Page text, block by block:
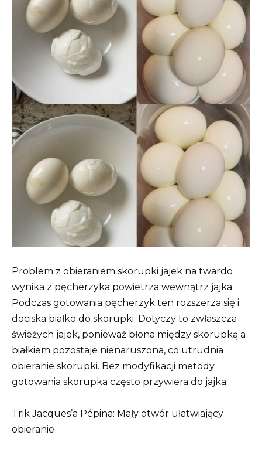
Problem z obieraniem skorupki jajek na twardo
wynika z pęcherzyka powietrza wewnątrz jajka.
Podczas gotowania pęcherzyk ten rozszerza się i
dociska białko do skorupki. Dotyczy to zwłaszcza
świeżych jajek, ponieważ błona między skorupką a
białkiem pozostaje nienaruszona, co utrudnia
obieranie skorupki. Bez modyfikacji metody
gotowania skorupka często przywiera do jajka.
Trik Jacques’a Pépina: Mały otwór ułatwiający
obieranie